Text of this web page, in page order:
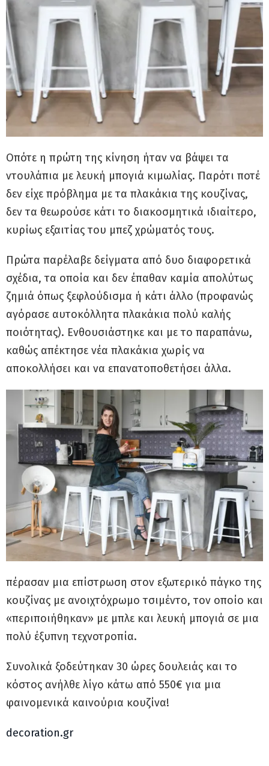
Οπότε η πρώτη της κίνηση ήταν να βάψει τα
ντουλάπια με λευκή μπογιά κιμωλίας. Παρότι ποτέ
δεν είχε πρόβλημα με τα πλακάκια της κουζίνας,
δεν τα θεωρούσε κάτι το διακοσμητικά ιδιαίτερο,
κυρίως εξαιτίας του μπεζ χρώματός τους.
Πρώτα παρέλαβε δείγματα από δυο διαφορετικά
σχέδια, τα οποία και δεν έπαθαν καμία απολύτως
ζημιά όπως ξεφλούδισμα ή κάτι άλλο (προφανώς
αγόρασε αυτοκόλλητα πλακάκια πολύ καλής
ποιότητας). Ενθουσιάστηκε και με το παραπάνω,
καθώς απέκτησε νέα πλακάκια χωρίς να
αποκολλήσει και να επανατοποθετήσει άλλα.
πέρασαν μια επίστρωση στον εξωτερικό πάγκο της
κουζίνας με ανοιχτόχρωμο τσιμέντο, τον οποίο και
«περιποιήθηκαν» με μπλε και λευκή μπογιά σε μια
πολύ έξυπνη τεχνοτροπία.
Συνολικά ξοδεύτηκαν 30 ώρες δουλειάς και το
κόστος ανήλθε λίγο κάτω από 550€ για μια
φαινομενικά καινούρια κουζίνα!
decoration.gr